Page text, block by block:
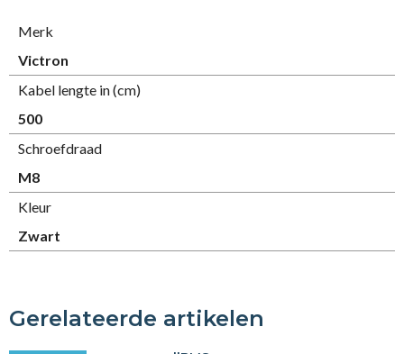
Merk
Victron
Kabel lengte in (cm)
500
Schroefdraad
M8
Kleur
Zwart
Gerelateerde artikelen